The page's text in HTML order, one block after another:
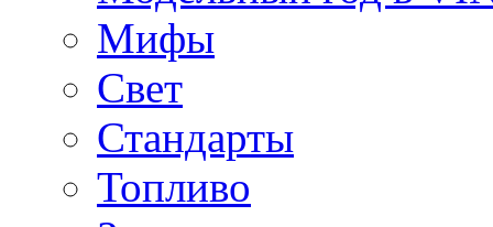
Мифы
Свет
Стандарты
Топливо